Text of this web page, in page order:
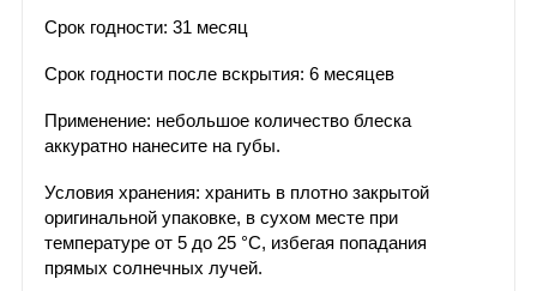
Срок годности: 31 месяц
Срок годности после вскрытия: 6 месяцев
Применение: небольшое количество блеска
аккуратно нанесите на губы.
Условия хранения: хранить в плотно закрытой
оригинальной упаковке, в сухом месте при
температуре от 5 до 25 °С, избегая попадания
прямых солнечных лучей.